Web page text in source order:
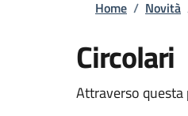
Home / Novità
Circolari
Attraverso questa